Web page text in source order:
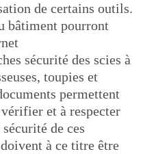
de certains outils.
bâtiment pourront
sécurité des scies à
toupies et
permettent
et à respecter
de ces
à ce titre être